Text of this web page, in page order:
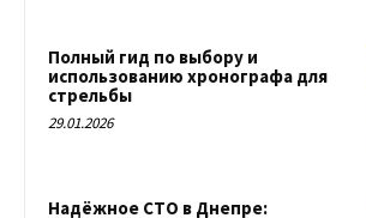
Полный гид по выбору и
использованию хронографа для
стрельбы
29.01.2026
Надёжное СТО в Днепре: